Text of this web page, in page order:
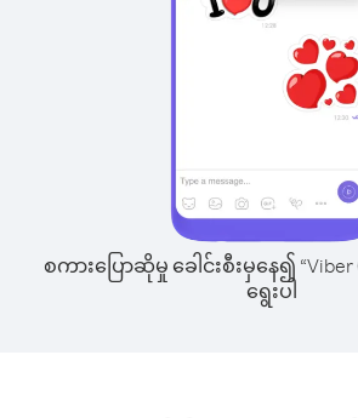
စကားပြောဆိုမှု ခေါင်းစီးမှနေ၍ “Viber
ရွေးပါ